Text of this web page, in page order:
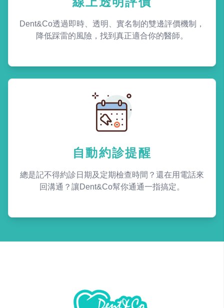
Dent&Co透過即時、透明、實名制的雙邊評價機制，
降低踩雷的風險，找到真正適合你的醫師。
自動約診提醒
總是記不得約診日期及定期檢查時間？還在用電話來
回溝通？讓Dent&Co幫你通通一指搞定。